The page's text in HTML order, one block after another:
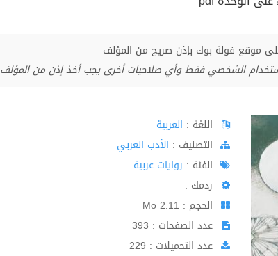
موقع فولة بوك بإذن صريح من المؤلف
الشخصي فقط وأي صلاحيات أخرى يجب أخذ إذن من المؤلف
اللغة : العربية
اﻟﺘﺼﻨﻴﻒ : الأدب العربي
الفئة : روايات عربية
ردمك :
الحجم : 2.11 Mo
عدد الصفحات : 393
عدد التحميلات : 229